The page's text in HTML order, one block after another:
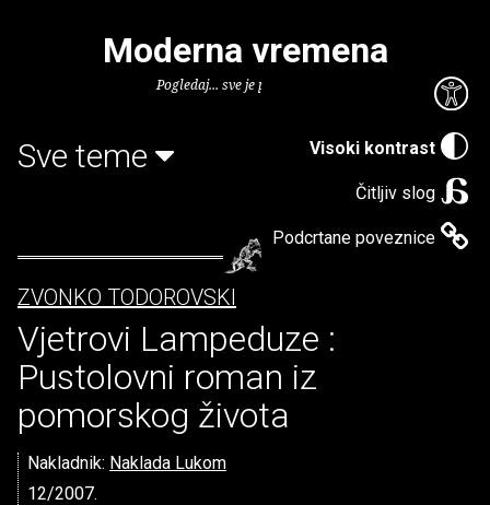
Visoki kontrast
Čitljiv slog
Podcrtane poveznice
Moderna vremena
Pogledaj... sve je puno knjiga.
Sve teme
ZVONKO TODOROVSKI
Vjetrovi Lampeduze :
Pustolovni roman iz
pomorskog života
Nakladnik: Naklada Lukom
12/2007.